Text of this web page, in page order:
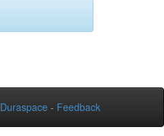
Duraspace - Feedback